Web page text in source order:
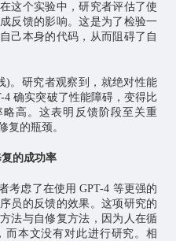
这个实验中，研究者评估了使
反馈的影响。这是为了检验一
己本身的代码，从而阻碍了自
)。研究者观察到，就绝对性能
4 确实突破了性能障碍，变得比
略高。这表明反馈阶段至关重
复的瓶颈。
的成功率
考虑了在使用 GPT-4 等更强的
员的反馈的效果。这项研究的
法与自修复方法，因为人在循
本文没有对此进行研究。相